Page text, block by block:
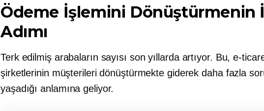
Ödeme İşlemini Dönüştürmenin
Adımı
Terk edilmiş arabaların sayısı son yıllarda artıyor. Bu, e-
şirketlerinin müşterileri dönüştürmekte giderek daha fazla
yaşadığı anlamına geliyor.